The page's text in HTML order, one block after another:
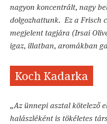
nagyon koncentrált, nagy
dolgozhattunk. Ez a Frisch
megjelent tagjára (Irsai
igaz, illatban, aromákban
Koch Kadarka
„Az ünnepi asztal kötelező
halászléként is tökéletes